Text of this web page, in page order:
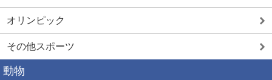
オリンピック
その他スポーツ
動物